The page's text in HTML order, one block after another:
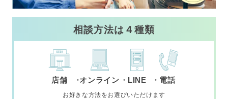
相談方法は４種類
店舗 オンライン LINE 電話
お好きな方法をお選びいただけます